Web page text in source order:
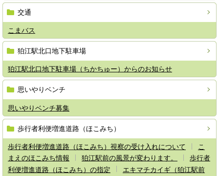
交通
こまバス
狛江駅北口地下駐車場
狛江駅北口地下駐車場（ちかちゅー）からのお知らせ
思いやりベンチ
思いやりベンチ募集
歩行者利便増進道路（ほこみち）
歩行者利便増進道路（ほこみち）視察の受け入れについて
こ
まえのほこみち情報
狛江駅前の風景が変わります。
歩行者
利便増進道路（ほこみち）の指定
エキマチカイギ（狛江駅前